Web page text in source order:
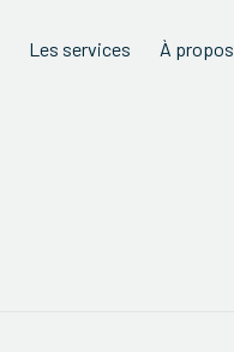
Les services À propos